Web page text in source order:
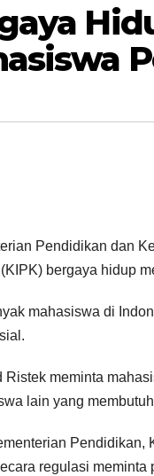
Pendidikan dan
bergaya hidup
mahasiswa di
meminta
lain yang
Pendidikan,
regulasi